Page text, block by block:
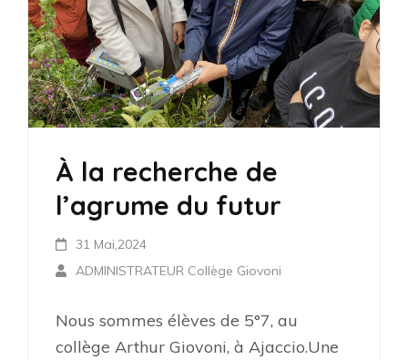
À la recherche de
l’agrume du futur
31 Mai,2024
ADMINISTRATEUR Collège Giovoni
Nous sommes élèves de 5°7, au
collège Arthur Giovoni, à Ajaccio.Une